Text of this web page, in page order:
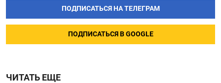
ПОДПИСАТЬСЯ НА ТЕЛЕГРАМ
ПОДПИСАТЬСЯ В GOOGLE
ЧИТАТЬ ЕЩЕ